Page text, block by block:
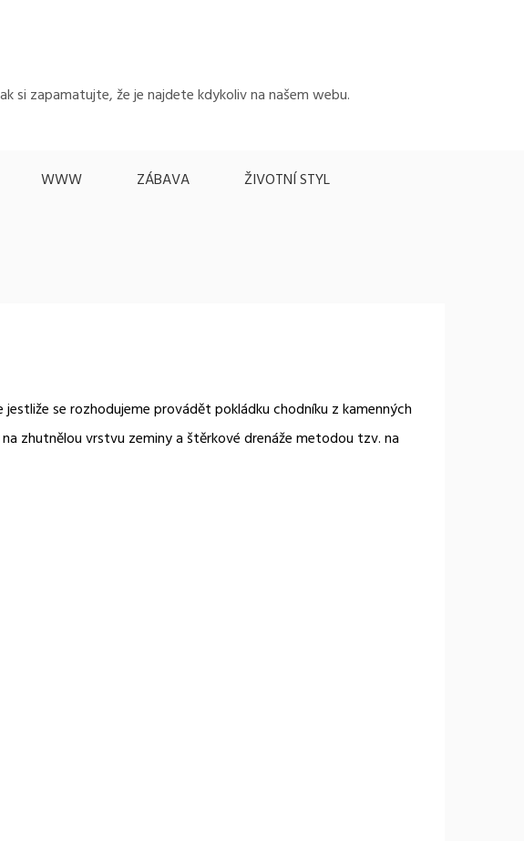
si zapamatujte, že je najdete kdykoliv na našem webu.
WWW ZÁBAVA ŽIVOTNÍ STYL
se rozhodujeme provádět pokládku chodníku z kamenných
zhutnělou vrstvu zeminy a štěrkové drenáže metodou tzv. na